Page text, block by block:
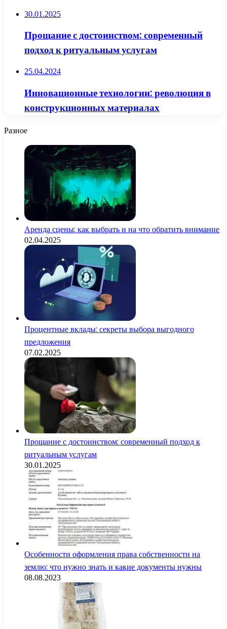
30.01.2025
Прощание с достоинством: современный
подход к ритуальным услугам
25.04.2024
Инновационные технологии: революция в
конструкционных материалах
Разное
Аренда сцены: как выбрать и на что обратить внимание
02.04.2025
Процентные вклады: секреты выбора выгодного
предложения
07.02.2025
Прощание с достоинством: современный подход к
ритуальным услугам
30.01.2025
Особенности оформления права собственности на
землю: что нужно знать и какие документы нужны
08.08.2023